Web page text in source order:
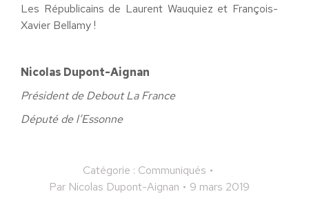
Les Républicains de Laurent Wauquiez et François-
Xavier Bellamy !
Nicolas Dupont-Aignan
Président de Debout La France
Député de l’Essonne
Catégorie : Communiqués
Par Nicolas Dupont-Aignan 9 mars 2019